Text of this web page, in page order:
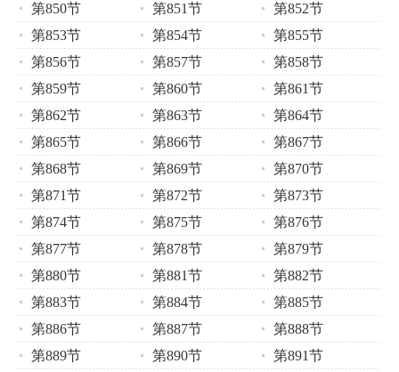
第850节
第851节
第852节
第853节
第854节
第855节
第856节
第857节
第858节
第859节
第860节
第861节
第862节
第863节
第864节
第865节
第866节
第867节
第868节
第869节
第870节
第871节
第872节
第873节
第874节
第875节
第876节
第877节
第878节
第879节
第880节
第881节
第882节
第883节
第884节
第885节
第886节
第887节
第888节
第889节
第890节
第891节